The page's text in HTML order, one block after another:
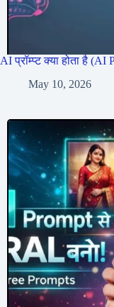
AI प्रॉम्प्ट क्या होता है
May 10, 2026